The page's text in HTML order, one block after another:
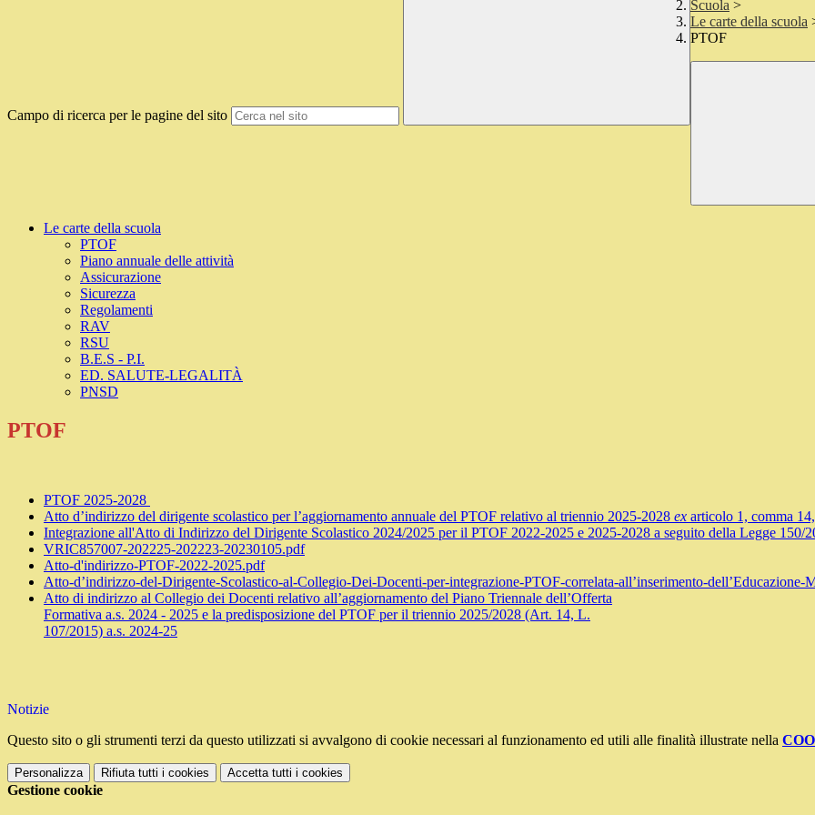
Campo di ricerca per le pagine del sito
Scuola >
Le carte della scuola
PTOF
Le carte della scuola
PTOF
Piano annuale delle attività
Assicurazione
Sicurezza
Regolamenti
RAV
RSU
B.E.S - P.I.
ED. SALUTE-LEGALITÀ
PNSD
PTOF
PTOF 2025-2028
Atto d’indirizzo del dirigente scolastico per l’aggiornamento annuale del PTOF relativo al triennio 2025-2028 ex articolo 1, comma
Integrazione all'Atto di Indirizzo del Dirigente Scolastico 2024/2025 per il PTOF 2022-2025 e 2025-2028 a seguito della Legge 150/
VRIC857007-202225-202223-20230105.pdf
Atto-d'indirizzo-PTOF-2022-2025.pdf
Atto-d’indirizzo-del-Dirigente-Scolastico-al-Collegio-Dei-Docenti-per-integrazione-PTOF-correlata-all’inserimento-dell’Educazione-
Atto di indirizzo al Collegio dei Docenti relativo all’aggiornamento del Piano Triennale dell’Offerta
Formativa a.s. 2024 - 2025 e la predisposizione del PTOF per il triennio 2025/2028 (Art. 14, L.
107/2015) a.s. 2024-25
Notizie
Questo sito o gli strumenti terzi da questo utilizzati si avvalgono di cookie necessari al funzionamento ed utili alle finalità illustrate nella
Personalizza Rifiuta tutti i cookies Accetta tutti i cookies
Gestione cookie